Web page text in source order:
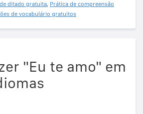
ditado gratuita, Prática de compreensão
de vocabulário gratuitos
"Eu te amo" em